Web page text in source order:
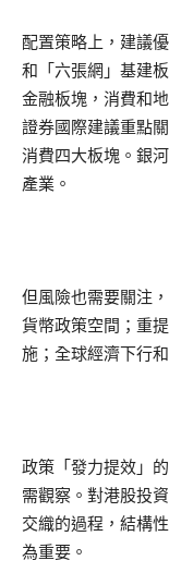
配置策略上，建議
和「六張網」基建
金融板塊，消費和
證券國際建議重點
消費四大板塊。銀
產業。
但風險也需要關注
貨幣政策空間；重
施；全球經濟下行
政策「發力提效」
需觀察。對港股投
交織的過程，結構
為重要。